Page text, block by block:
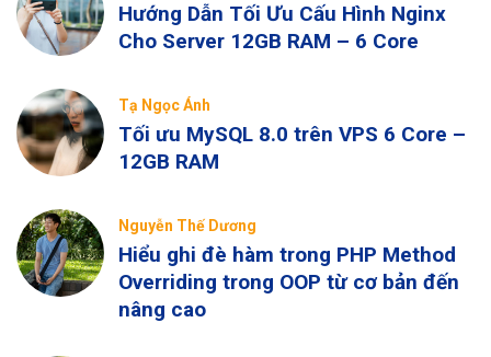
Hướng Dẫn Tối Ưu Cấu Hình Nginx
Cho Server 12GB RAM – 6 Core
Tạ Ngọc Ánh
Tối ưu MySQL 8.0 trên VPS 6 Core –
12GB RAM
Nguyễn Thế Dương
Hiểu ghi đè hàm trong PHP Method
Overriding trong OOP từ cơ bản đến
nâng cao